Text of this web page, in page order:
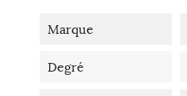
Marque
Degré